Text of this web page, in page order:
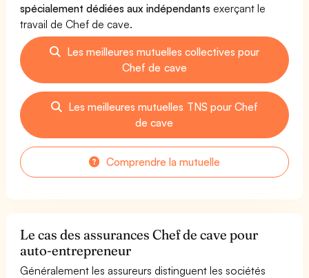
spécialement dédiées aux indépendants exerçant le
travail de Chef de cave.
Les meilleures mutuelles collectives pour
Chef de cave
Les meilleures mutuelles TNS pour Chef
de cave
Comprendre la mutuelle
Le cas des assurances Chef de cave pour
auto-entrepreneur
Généralement les assureurs distinguent les sociétés